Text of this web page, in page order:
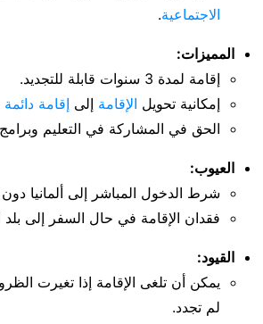
الاجتماعية.
المميزات:
إقامة لمدة 3 سنوات قابلة للتجديد.
إمكانية تحويل الإقامة إلى إقامة دائمة
الحق في المشاركة في التعليم وبرامج
العيوب:
شرط الدخول المباشر إلى ألمانيا
فقدان الإقامة في حال السفر إلى بلد
القيود:
يمكن أن تلغى الإقامة إذا تغيرت
لم تجدد.